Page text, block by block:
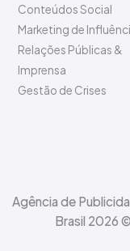
Conteúdos Social
Marketing de
Relações Públicas &
Imprensa
Gestão de Crises
Agência de
Brasil 2026